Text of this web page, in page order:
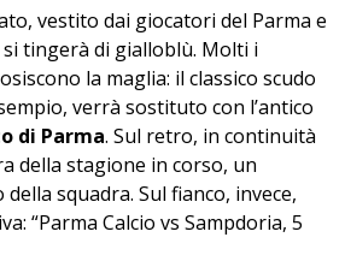
vestito dai giocatori del Parma e
si tingerà di gialloblù. Molti i
la maglia: il classico scudo
verrà sostituto con l’antico
di Parma. Sul retro, in continuità
della stagione in corso, un
squadra. Sul fianco, invece,
“Parma Calcio vs Sampdoria, 5